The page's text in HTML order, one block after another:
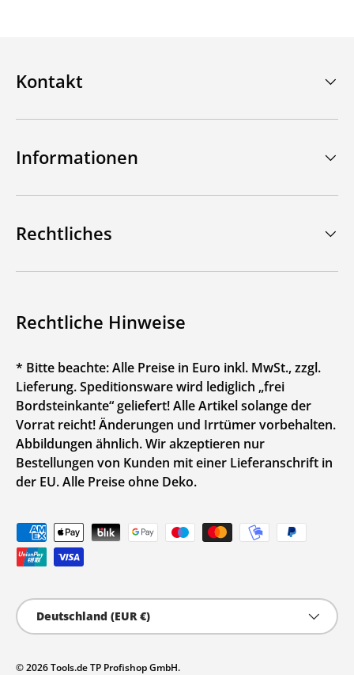
Kontakt
Informationen
Rechtliches
Rechtliche Hinweise
* Bitte beachte: Alle Preise in Euro inkl. MwSt., zzgl.
Lieferung. Speditionsware wird lediglich „frei
Bordsteinkante“ geliefert! Alle Artikel solange der
Vorrat reicht! Änderungen und Irrtümer vorbehalten.
Abbildungen ähnlich. Wir akzeptieren nur
Bestellungen von Kunden mit einer Lieferanschrift in
der EU. Alle Preise ohne Deko.
Zahlungsmethoden
Land/Region
Deutschland (EUR €)
© 2026Tools.de TP Profishop GmbH.